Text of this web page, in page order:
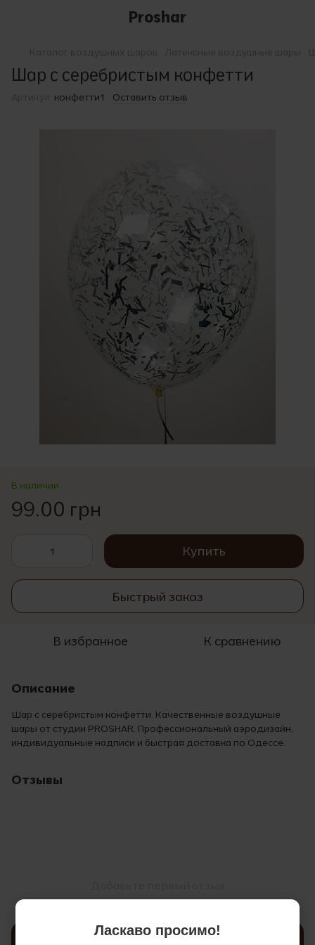
Proshar
Шар с серебристым конфетти
конфетти1 Оставить отзыв
В наличии
99.00 грн
Купить
Быстрый заказ
В избранное К сравнению
Описание
Шар с серебристым конфетти. Качественные воздушные
шары от студии PROSHAR. Профессиональный аэродизайн,
индивидуальные надписи и быстрая доставка по Одессе.
Отзывы
Написать отзыв
Ласкаво просимо!